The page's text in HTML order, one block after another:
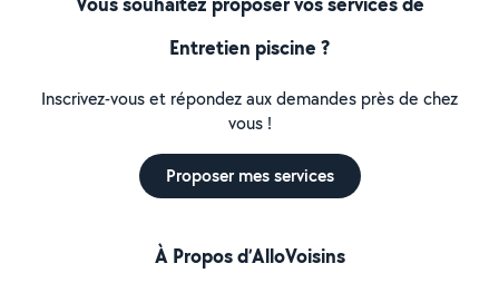
Entretien piscine ?
Inscrivez-vous et répondez aux demandes près de chez
vous !
Proposer mes services
À Propos d’AlloVoisins